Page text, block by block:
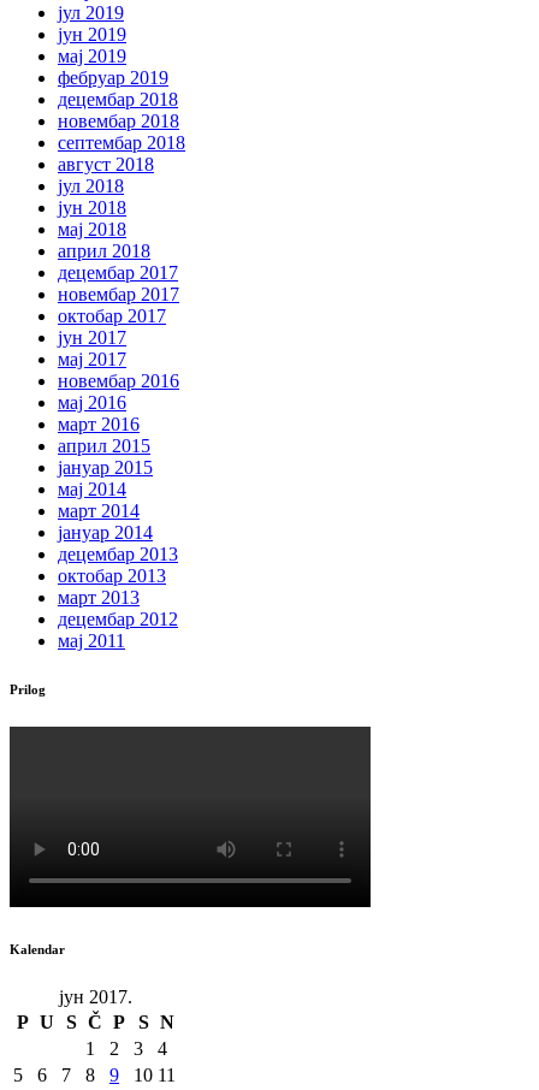
јул 2019
јун 2019
мај 2019
фебруар 2019
децембар 2018
новембар 2018
септембар 2018
август 2018
јул 2018
јун 2018
мај 2018
април 2018
децембар 2017
новембар 2017
октобар 2017
јун 2017
мај 2017
новембар 2016
мај 2016
март 2016
април 2015
јануар 2015
мај 2014
март 2014
јануар 2014
децембар 2013
октобар 2013
март 2013
децембар 2012
мај 2011
Prilog
Kalendar
јун 2017.
P U S Č P S N
1
2 3
4
5
6 7 8 9 10 11